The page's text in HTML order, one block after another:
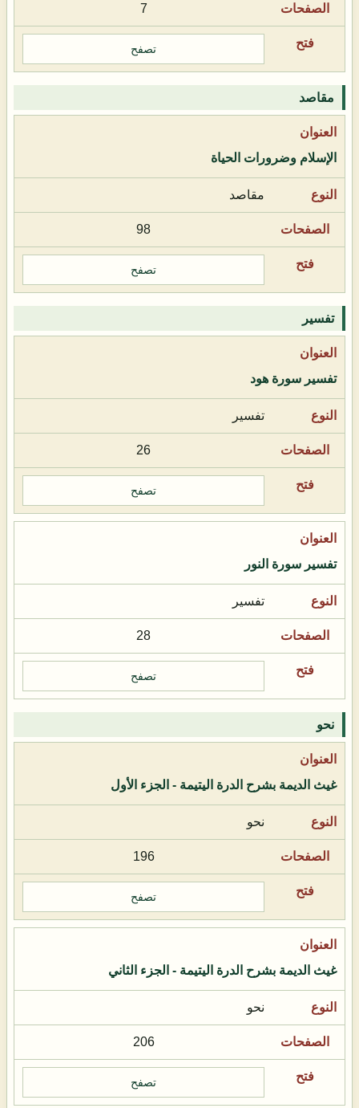
7
تصفح
مقاصد
الإسلام وضرورات الحياة
مقاصد
98
تصفح
تفسير
تفسير سورة هود
تفسير
26
تصفح
تفسير سورة النور
تفسير
28
تصفح
نحو
غيث الديمة بشرح الدرة اليتيمة - الجزء الأول
نحو
196
تصفح
غيث الديمة بشرح الدرة اليتيمة - الجزء الثاني
نحو
206
تصفح